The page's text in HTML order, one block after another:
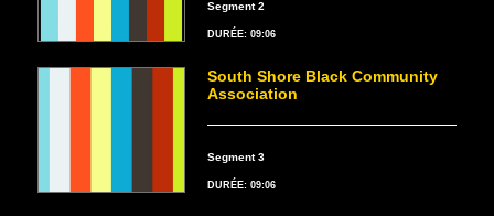
Segment 2
DURÉE: 09:06
South Shore Black Community
Association
Segment 3
DURÉE: 09:06